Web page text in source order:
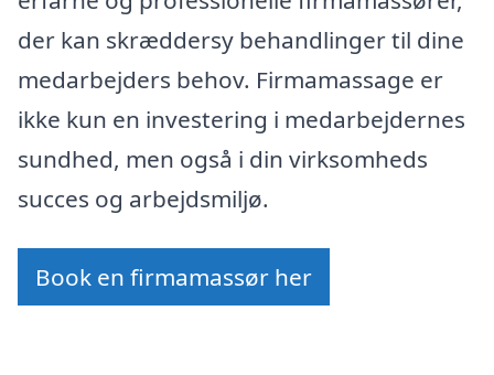
der kan skræddersy behandlinger til dine
medarbejders behov. Firmamassage er
ikke kun en investering i medarbejdernes
sundhed, men også i din virksomheds
succes og arbejdsmiljø.
Book en firmamassør her